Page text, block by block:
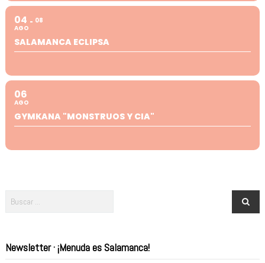
04
AGO
08
SALAMANCA ECLIPSA
06
AGO
GYMKANA "MONSTRUOS Y CIA"
Newsletter · ¡Menuda es Salamanca!